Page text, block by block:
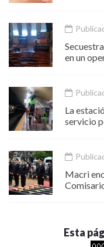
en un
La
servicio
Macri
Esta